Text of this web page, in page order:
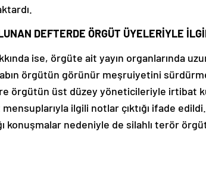
DEFTERDE ÖRGÜT ÜYELERİYLE
ise, örgüte ait yayın organlarında
örgütün görünür meşruiyetini
örgütün üst düzey yöneticileriyle irtibat
ilgili notlar çıktığı ifade edildi.
konuşmalar nedeniyle de silahlı terör